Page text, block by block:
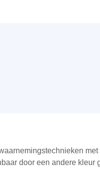
door een andere kleur